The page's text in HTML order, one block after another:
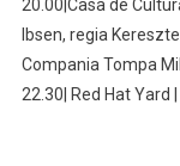
20.00|Casa de
Ibsen, regia
Compania Tompa
22.30| Red Hat Yard